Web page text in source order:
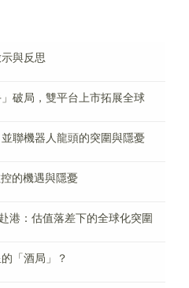
與反思
破局，雙平台上市拓展全球
聯機器人龍頭的突圍與隱憂
的機遇與隱憂
港：估值落差下的全球化突圍
「酒局」？